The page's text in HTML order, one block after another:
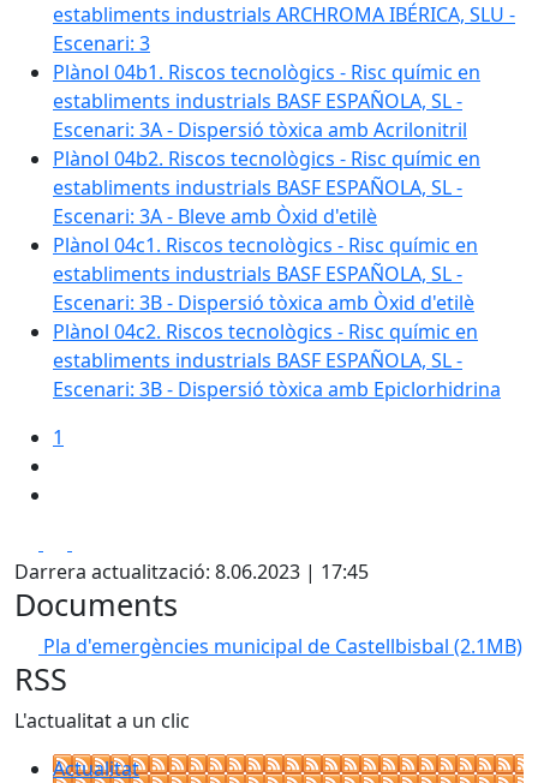
establiments industrials ARCHROMA IBÉRICA, SLU -
Escenari: 3
Plànol 04b1. Riscos tecnològics - Risc químic en
establiments industrials BASF ESPAÑOLA, SL -
Escenari: 3A - Dispersió tòxica amb Acrilonitril
Plànol 04b2. Riscos tecnològics - Risc químic en
establiments industrials BASF ESPAÑOLA, SL -
Escenari: 3A - Bleve amb Òxid d'etilè
Plànol 04c1. Riscos tecnològics - Risc químic en
establiments industrials BASF ESPAÑOLA, SL -
Escenari: 3B - Dispersió tòxica amb Òxid d'etilè
Plànol 04c2. Riscos tecnològics - Risc químic en
establiments industrials BASF ESPAÑOLA, SL -
Escenari: 3B - Dispersió tòxica amb Epiclorhidrina
1
Darrera actualització: 8.06.2023 | 17:45
Documents
Pla d'emergències municipal de Castellbisbal (2.1MB)
RSS
L'actualitat a un clic
Actualitat